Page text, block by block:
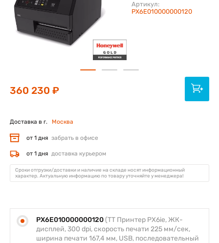
Артикул:
PX6E010000000120
PX6E010000000120 (ТT Принтер PX6ie, ЖК-
дисплей, 300 dpi, скорость печати 225 мм/сек,
ширина печати 167,4 мм, USB, последовательный
360 230 ₽
Доставка в г. Москва
от 1 дня забрать в офисе
от 1 дня доставка курьером
Сроки отгрузки/доставки и наличие на складе носят информационный
характер. Актуальную информацию по товару уточняйте у менеджера!